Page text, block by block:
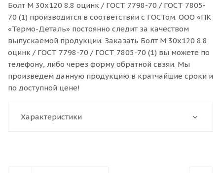
Болт M 30x120 8.8 оцинк / ГОСТ 7798-70 / ГОСТ 7805-
70 (1) производится в соответствии с ГОСТом. ООО «ПК
«Термо-Деталь» постоянно следит за качеством
выпускаемой продукции. Заказать Болт M 30x120 8.8
оцинк / ГОСТ 7798-70 / ГОСТ 7805-70 (1) вы можете по
телефону, либо через форму обратной свзяи. Мы
произведем данную продукцию в кратчайшие сроки и
по доступной цене!
Характеристики